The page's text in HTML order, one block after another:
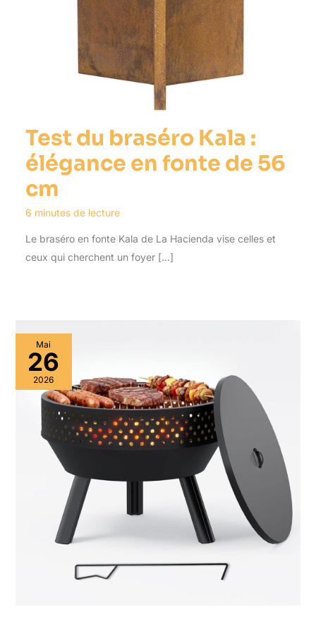
Test du braséro Kala :
élégance en fonte de 56
cm
6 minutes de lecture
Le braséro en fonte Kala de La Hacienda vise celles et
ceux qui cherchent un foyer […]
Mai
26
2026